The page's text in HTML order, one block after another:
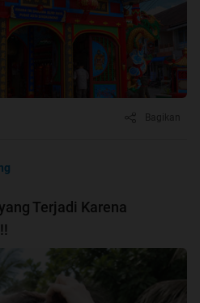
Bagikan
Terjadi Karena